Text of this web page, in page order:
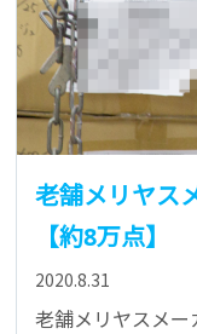
老舗メリヤス
【約8万点】
2020.8.31
老舗メリヤスメ